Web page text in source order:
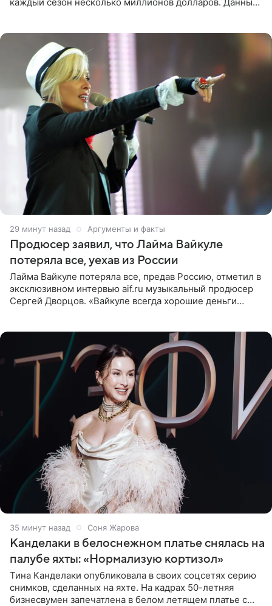
каждый сезон несколько миллионов долларов. Данные
30 минут назад Аргументы и факты
Продюсер заявил, что Лайма Вайкуле
потеряла все, уехав из России
Лайма Вайкуле потеряла все, предав Россию, отметил в
эксклюзивном интервью aif.ru музыкальный продюсер
Сергей Дворцов. «Вайкуле всегда хорошие деньги
36 минут назад Соня Жарова
Канделаки в белоснежном платье снялась на
палубе яхты: «Нормализую кортизол»
Тина Канделаки опубликовала в своих соцсетях серию
снимков, сделанных на яхте. На кадрах 50-летняя
бизнесвумен запечатлена в белом летящем платье с